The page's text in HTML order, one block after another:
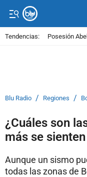
Tendencias: Posesión
Blu Radio / Regiones /
¿Cuáles son
más se
Aunque un sismo
todas las zonas de